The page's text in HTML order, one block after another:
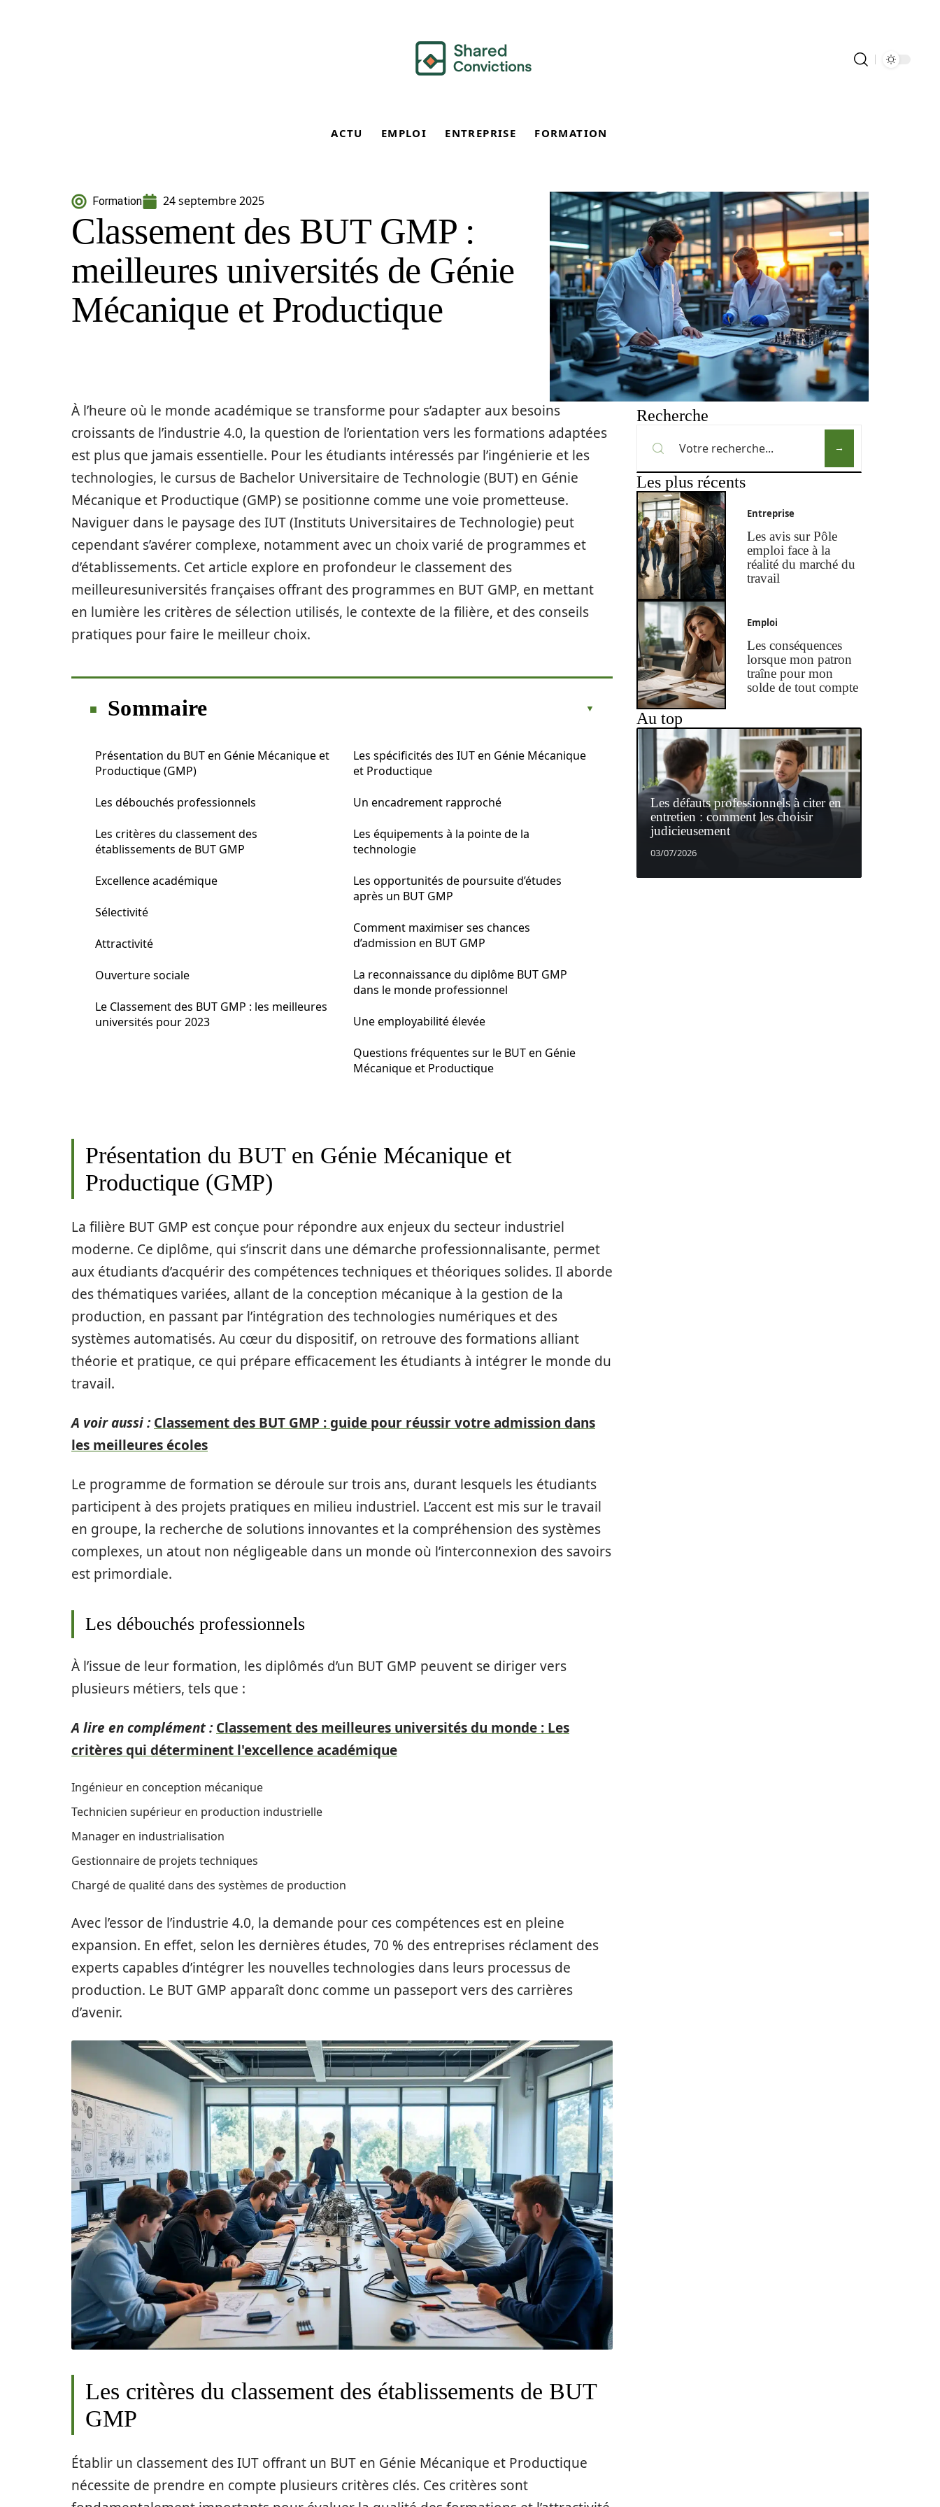
ACTU EMPLOI ENTREPRISE FORMATION
Formation 24 septembre 2025
Classement des BUT GMP :
meilleures universités de Génie
Mécanique et Productique
À l’heure où le monde académique se transforme pour s’adapter aux besoins
croissants de l’industrie 4.0, la question de l’orientation vers les formations adaptées
est plus que jamais essentielle. Pour les étudiants intéressés par l’ingénierie et les
technologies, le cursus de Bachelor Universitaire de Technologie (BUT) en Génie
Mécanique et Productique (GMP) se positionne comme une voie prometteuse.
Naviguer dans le paysage des IUT (Instituts Universitaires de Technologie) peut
cependant s’avérer complexe, notamment avec un choix varié de programmes et
d’établissements. Cet article explore en profondeur le classement des
meilleuresuniversités françaises offrant des programmes en BUT GMP, en mettant
en lumière les critères de sélection utilisés, le contexte de la filière, et des conseils
pratiques pour faire le meilleur choix.
Sommaire
Présentation du BUT en Génie Mécanique et
Productique (GMP)
Les débouchés professionnels
Les critères du classement des
établissements de BUT GMP
Excellence académique
Sélectivité
Attractivité
Ouverture sociale
Le Classement des BUT GMP : les meilleures
universités pour 2023
Les spécificités des IUT en Génie Mécanique
et Productique
Un encadrement rapproché
Les équipements à la pointe de la
technologie
Les opportunités de poursuite d’études
après un BUT GMP
Comment maximiser ses chances
d’admission en BUT GMP
La reconnaissance du diplôme BUT GMP
dans le monde professionnel
Une employabilité élevée
Questions fréquentes sur le BUT en Génie
Mécanique et Productique
Présentation du BUT en Génie Mécanique et
Productique (GMP)
La filière BUT GMP est conçue pour répondre aux enjeux du secteur industriel
moderne. Ce diplôme, qui s’inscrit dans une démarche professionnalisante, permet
aux étudiants d’acquérir des compétences techniques et théoriques solides. Il aborde
des thématiques variées, allant de la conception mécanique à la gestion de la
production, en passant par l’intégration des technologies numériques et des
systèmes automatisés. Au cœur du dispositif, on retrouve des formations alliant
théorie et pratique, ce qui prépare efficacement les étudiants à intégrer le monde du
travail.
A voir aussi : Classement des BUT GMP : guide pour réussir votre admission dans
les meilleures écoles
Le programme de formation se déroule sur trois ans, durant lesquels les étudiants
participent à des projets pratiques en milieu industriel. L’accent est mis sur le travail
en groupe, la recherche de solutions innovantes et la compréhension des systèmes
complexes, un atout non négligeable dans un monde où l’interconnexion des savoirs
est primordiale.
Les débouchés professionnels
À l’issue de leur formation, les diplômés d’un BUT GMP peuvent se diriger vers
plusieurs métiers, tels que :
A lire en complément : Classement des meilleures universités du monde : Les
critères qui déterminent l'excellence académique
Ingénieur en conception mécanique
Technicien supérieur en production industrielle
Manager en industrialisation
Gestionnaire de projets techniques
Chargé de qualité dans des systèmes de production
Avec l’essor de l’industrie 4.0, la demande pour ces compétences est en pleine
expansion. En effet, selon les dernières études, 70 % des entreprises réclament des
experts capables d’intégrer les nouvelles technologies dans leurs processus de
production. Le BUT GMP apparaît donc comme un passeport vers des carrières
d’avenir.
Les critères du classement des établissements de BUT
GMP
Établir un classement des IUT offrant un BUT en Génie Mécanique et Productique
nécessite de prendre en compte plusieurs critères clés. Ces critères sont
Recherche
Les plus récents
Entreprise
Les avis sur Pôle
emploi face à la
réalité du marché du
travail
Emploi
Les conséquences
lorsque mon patron
traîne pour mon
solde de tout compte
Au top
Les défauts professionnels à citer en
entretien : comment les choisir
judicieusement
03/07/2026